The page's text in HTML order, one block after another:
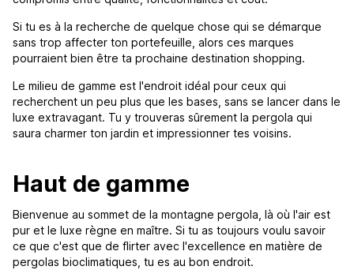
Si tu es à la recherche de quelque chose qui se démarque
sans trop affecter ton portefeuille, alors ces marques
pourraient bien être ta prochaine destination shopping.
Le milieu de gamme est l'endroit idéal pour ceux qui
recherchent un peu plus que les bases, sans se lancer dans le
luxe extravagant. Tu y trouveras sûrement la pergola qui
saura charmer ton jardin et impressionner tes voisins.
Haut de gamme
Bienvenue au sommet de la montagne pergola, là où l'air est
pur et le luxe règne en maître. Si tu as toujours voulu savoir
ce que c'est que de flirter avec l'excellence en matière de
pergolas bioclimatiques, tu es au bon endroit.